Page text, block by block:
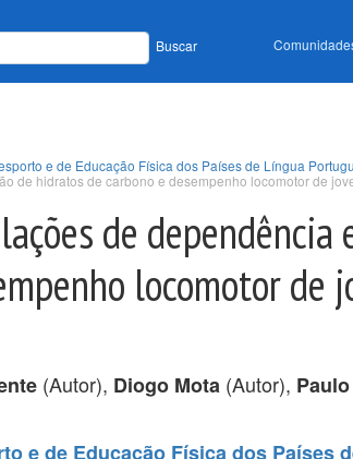
Buscar
e de Educação Física dos Países de Língua
de hidratos de carbono e desempenho locomotor de
de dependência
locomotor de
(Autor), Diogo Mota (Autor),
e de Educação Física dos Países